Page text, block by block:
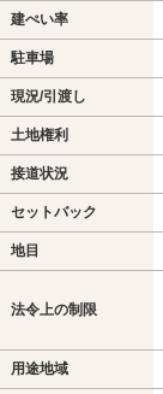
建ぺい率
駐車場
現況/引渡し
土地権利
接道状況
セットバック
地目
法令上の制限
用途地域